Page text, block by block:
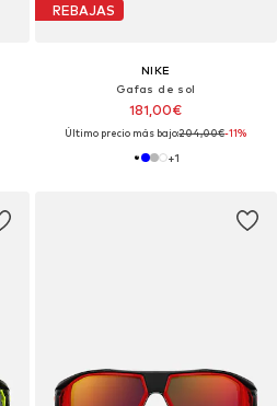
REBAJAS
NIKE
Gafas de sol
181,00€
Último precio más bajo:204,00€-11%
+1